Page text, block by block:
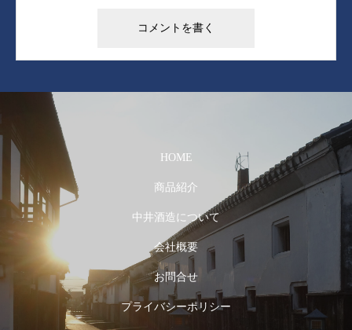
HOME
商品紹介
中井酒造について
会社概要
お問合せ
プライバシーポリシー